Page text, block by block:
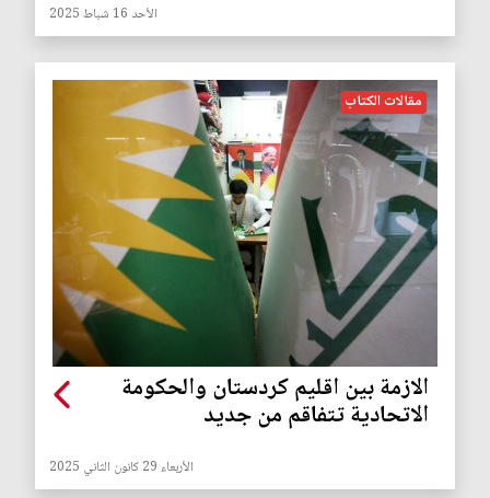
الأحد 16 شباط 2025
مقالات الكتاب
الازمة بين اقليم كردستان والحكومة
الاتحادية تتفاقم من جديد
الأربعاء 29 كانون الثاني 2025